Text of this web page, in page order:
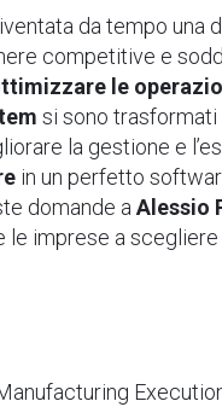
da tempo una
competitive e
le
si sono
la gestione e
in un perfetto
domande aAlessio
imprese a